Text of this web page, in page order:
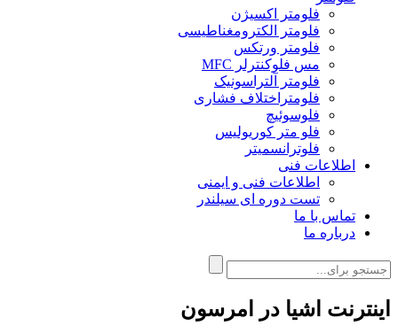
فلومتر اکسیژن
فلومتر الکترومغناطیسی
فلومتر ورتکس
مس فلوکنترلر MFC
فلومتر آلتراسونیک
فلومتراختلاف فشاری
فلوسوئیچ
فلو متر کوریولیس
فلوترانسمیتر
اطلاعات فنی
اطلاعات فنی و ایمنی
تست دوره ای سیلندر
تماس با ما
درباره ما
اینترنت اشیا در امرسون